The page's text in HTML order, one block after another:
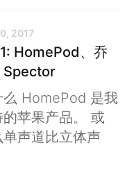
2017
HomePod、乔
Spector
么 HomePod 是我
苹果产品。 或
声道比立体声